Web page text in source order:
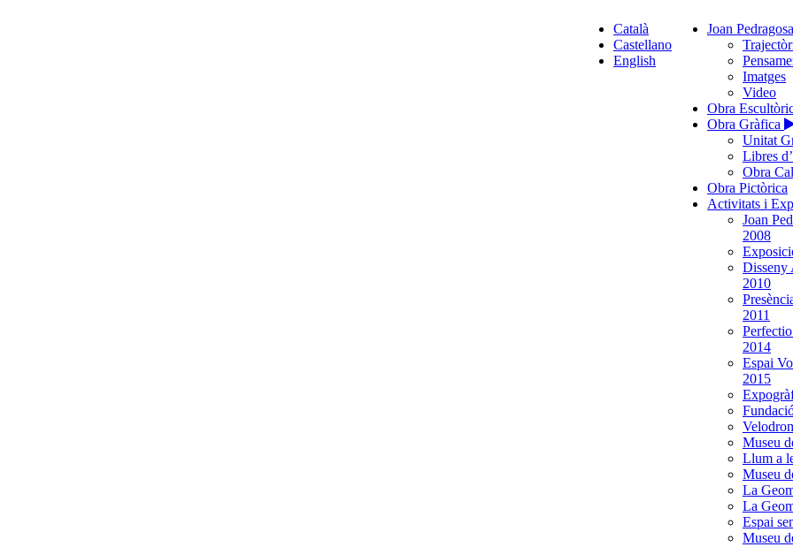
Joan Pedragosa
Imatges
Video
Obra
Obra Gràfica
Unitat
Libres
Obra
Obra Pictòrica
Activitats i
Joan
2008
Disseny
2010
2011
2014
Espai
2015
Museu
Llum a
Museu
La
La
Espai
Museu
Català
Castellano
English